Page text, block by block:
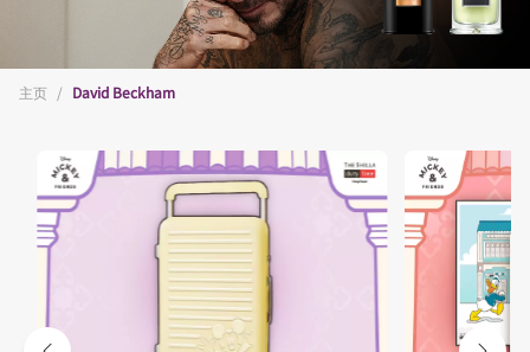
主页 / David Beckham